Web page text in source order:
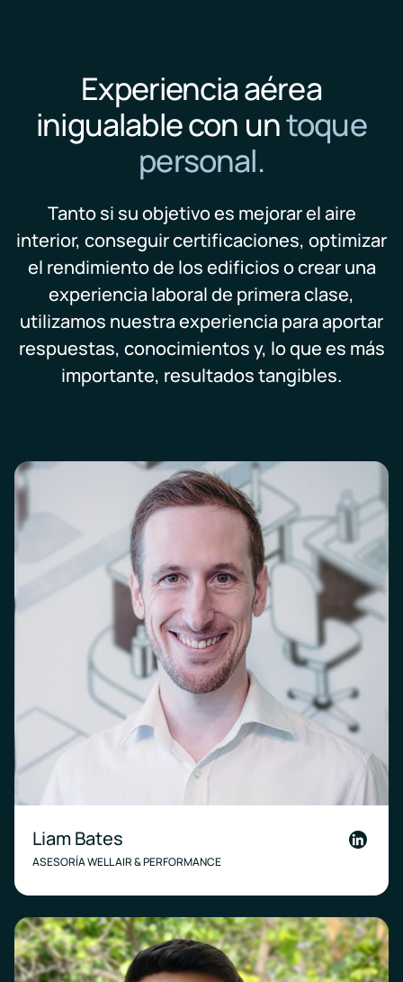
Experiencia aérea
inigualable con untoque
personal.
Tanto si su objetivo es mejorar el aire
interior, conseguir certificaciones, optimizar
el rendimiento de los edificios o crear una
experiencia laboral de primera clase,
utilizamos nuestra experiencia para aportar
respuestas, conocimientos y, lo que es más
importante, resultados tangibles.
Liam Bates
ASESORÍA WELL AIR & PERFORMANCE